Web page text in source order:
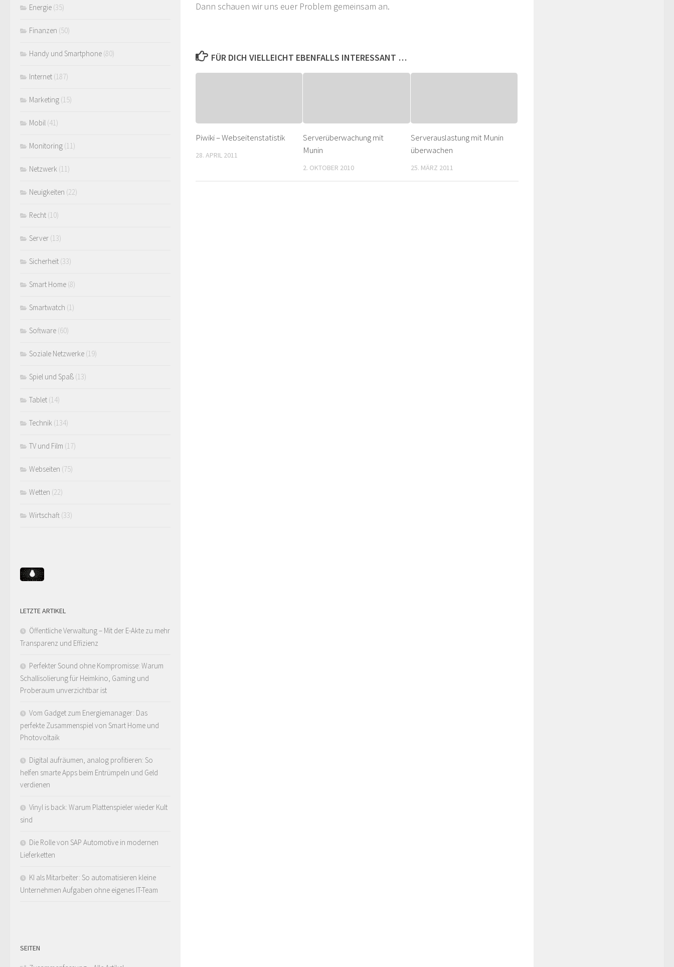
Dann schauen wir uns euer Problem gemeinsam an.
FÜR DICH VIELLEICHT EBENFALLS INTERESSANT …
Piwiki – Webseitenstatistik
28. APRIL 2011
Serverüberwachung mit
Munin
2. OKTOBER 2010
Serverauslastung mit Munin
überwachen
25. MÄRZ 2011
Energie (35)
Finanzen (50)
Handy und Smartphone (80)
Internet (187)
Marketing (15)
Mobil (41)
Monitoring (11)
Netzwerk (11)
Neuigkeiten (22)
Recht (10)
Server (13)
Sicherheit (33)
Smart Home (8)
Smartwatch (1)
Software (60)
Soziale Netzwerke (19)
Spiel und Spaß (13)
Tablet (14)
Technik (134)
TV und Film (17)
Webseiten (75)
Wetten (22)
Wirtschaft (33)
LETZTE ARTIKEL
Öffentliche Verwaltung – Mit der E-Akte zu mehr
Transparenz und Effizienz
Perfekter Sound ohne Kompromisse: Warum
Schallisolierung für Heimkino, Gaming und
Proberaum unverzichtbar ist
Vom Gadget zum Energiemanager: Das
perfekte Zusammenspiel von Smart Home und
Photovoltaik
Digital aufräumen, analog profitieren: So
helfen smarte Apps beim Entrümpeln und Geld
verdienen
Vinyl is back: Warum Plattenspieler wieder Kult
sind
Die Rolle von SAP Automotive in modernen
Lieferketten
KI als Mitarbeiter: So automatisieren kleine
Unternehmen Aufgaben ohne eigenes IT-Team
SEITEN